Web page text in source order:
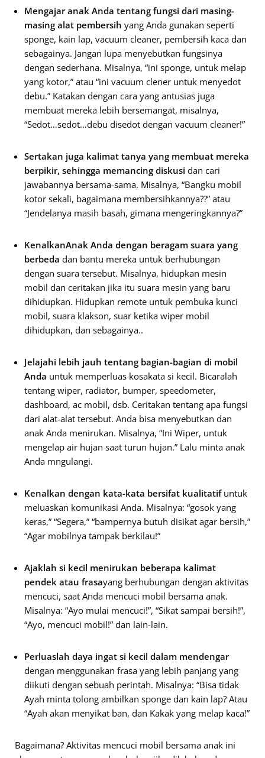
Mengajaranak Anda tentang fungsi dari masing-
masing alat pembersih yang Anda gunakan seperti
sponge, kain lap, vacuum cleaner, pembersih kaca dan
sebagainya. Jangan lupa menyebutkan fungsinya
dengan sederhana. Misalnya, “ini sponge, untuk melap
yang kotor,” atau “ini vacuum clener untuk menyedot
debu.” Katakan dengan cara yang antusias juga
membuat mereka lebih bersemangat, misalnya,
“Sedot…sedot…debu disedot dengan vacuum cleaner!”
Sertakan juga kalimat tanya yang membuat mereka
berpikir, sehingga memancing diskusi dan cari
jawabannya bersama-sama. Misalnya, “Bangku mobil
kotor sekali, bagaimana membersihkannya??” atau
“Jendelanya masih basah, gimana mengeringkannya?”
KenalkanAnak Anda dengan beragam suara yang
berbeda dan bantu mereka untuk berhubungan
dengan suara tersebut. Misalnya, hidupkan mesin
mobil dan ceritakan jika itu suara mesin yang baru
dihidupkan. Hidupkan remote untuk pembuka kunci
mobil, suara klakson, suar ketika wiper mobil
dihidupkan, dan sebagainya..
Jelajahi lebih jauh tentang bagian-bagian di mobil
Anda untuk memperluas kosakata si kecil. Bicaralah
tentang wiper, radiator, bumper, speedometer,
dashboard, ac mobil, dsb. Ceritakan tentang apa fungsi
dari alat-alat tersebut. Anda bisa menyebutkan dan
anak Anda menirukan. Misalnya, “Ini Wiper, untuk
mengelap air hujan saat turun hujan.” Lalu minta anak
Anda mngulangi.
Kenalkan dengan kata-kata bersifat kualitatif untuk
meluaskan komunikasi Anda. Misalnya: “gosok yang
keras,” “Segera,” “bampernya butuh disikat agar bersih,”
“Agar mobilnya tampak berkilau!”
Ajaklah si kecil menirukan beberapa kalimat
pendek atau frasayang berhubungan dengan aktivitas
mencuci, saat Anda mencuci mobil bersama anak.
Misalnya: “Ayo mulai mencuci!”, “Sikat sampai bersih!”,
“Ayo, mencuci mobil!” dan lain-lain.
Perluaslah daya ingat si kecil dalam mendengar
dengan menggunakan frasa yang lebih panjang yang
diikuti dengan sebuah perintah. Misalnya: “Bisa tidak
Ayah minta tolong ambilkan sponge dan kain lap? Atau
“Ayah akan menyikat ban, dan Kakak yang melap kaca!”
Bagaimana? Aktivitas mencuci mobil bersama anak ini